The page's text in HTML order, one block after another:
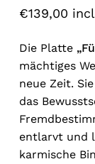
€139,00
Die Platte
mächtiges
neue Zeit.
das
entlarvt und
karmische